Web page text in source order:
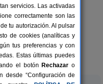
16+3 pers.
desde50 €
servicios. Las activadas
correctamente son las
tu autorización. Al pulsar
de cookies (analíticas y
tus preferencias y con
Estas últimas puedes
el botón Rechazar o
desde “Configuración de